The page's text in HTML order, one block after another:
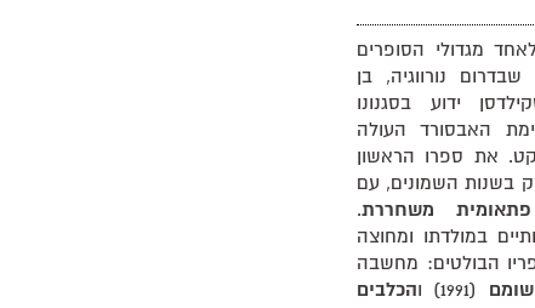
לאחד מגדולי הסופרים
נורווגיה, בן
ידוע בסגנונו
האבסורד העולה
את ספרו הראשון
רק בשנות השמונים, עם
משחררת.
במולדתו ומחוצה
הבולטים: מחשבה
(1991) ו
הכלבים